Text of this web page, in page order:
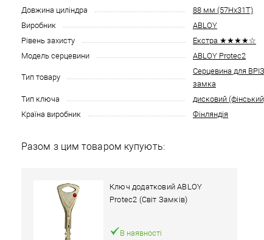
Довжина циліндра
88 мм (57Hx31T)
Виробник
ABLOY
Рівень захисту
Екстра ★★★★☆
Модель серцевини
ABLOY Protec2
Тип товару
Серцевина для
замка
Тип ключа
дисковий
Країна виробник
Фінляндія
Разом з цим товаром купують:
Ключ додатковий ABLOY
Protec2 (Світ Замків)
В наявності